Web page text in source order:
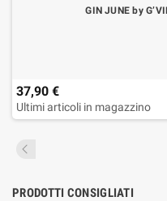
GIN JUNE by
37,90 €
Ultimi articoli in magazzino
PRODOTTI CONSIGLIATI